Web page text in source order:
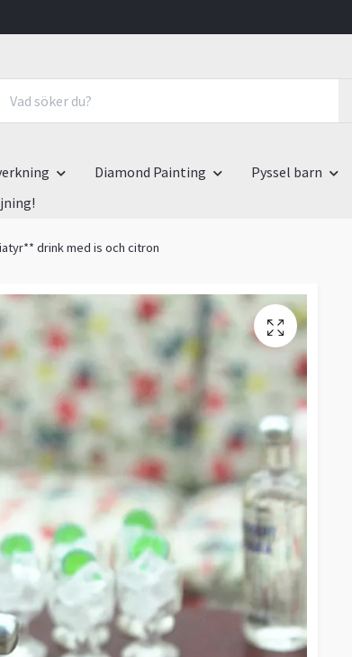
Diamond Painting Pyssel barn
drink med is och citron